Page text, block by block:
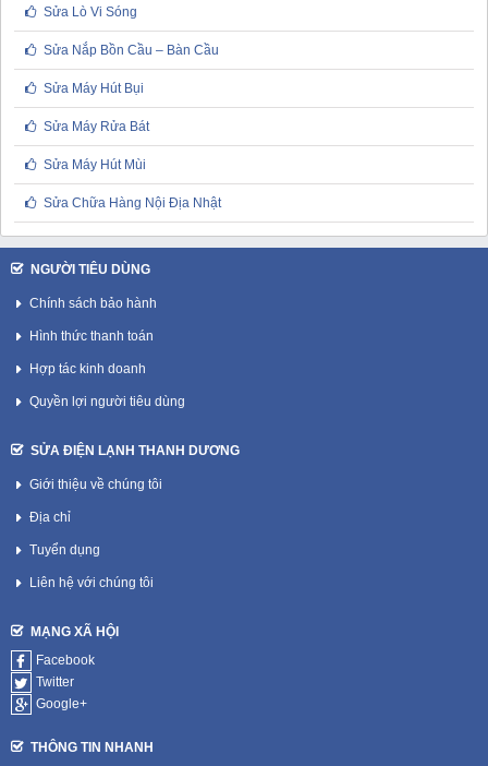
Sửa Lò Vi Sóng
Sửa Nắp Bồn Cầu – Bàn Cầu
Sửa Máy Hút Bụi
Sửa Máy Rửa Bát
Sửa Máy Hút Mùi
Sửa Chữa Hàng Nội Địa Nhật
NGƯỜI TIÊU DÙNG
Chính sách bảo hành
Hình thức thanh toán
Hợp tác kinh doanh
Quyền lợi người tiêu dùng
SỬA ĐIỆN LẠNH THANH DƯƠNG
Giới thiệu về chúng tôi
Địa chỉ
Tuyển dụng
Liên hệ với chúng tôi
MẠNG XÃ HỘI
Facebook
Twitter
Google+
THÔNG TIN NHANH